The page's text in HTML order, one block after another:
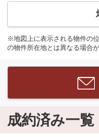
※地図上に表示される物件の
の物件所在地とは異なる場合が
成約済み一覧